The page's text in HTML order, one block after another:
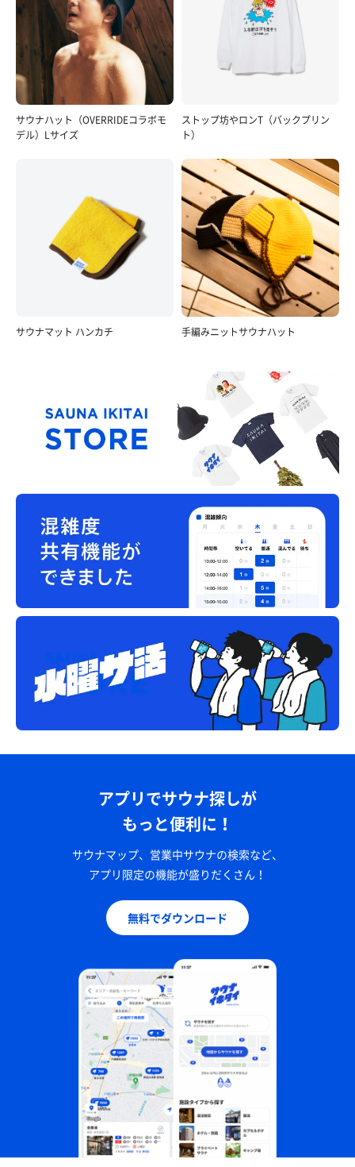
サウナハット（OVERRIDEコラボモ
デル）Lサイズ
ストップ坊やロンT（バックプリン
ト）
サウナマット ハンカチ 手編みニットサウナハット
アプリでサウナ探しが
もっと便利に！
サウナマップ、営業中サウナの検索など、
アプリ限定の機能が盛りだくさん！
無料でダウンロード